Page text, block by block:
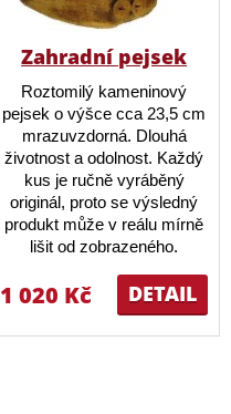
Zahradní pejsek
Roztomilý kameninový
pejsek o výšce cca 23,5 cm
mrazuvzdorná. Dlouhá
životnost a odolnost. Každý
kus je ručně vyráběný
originál, proto se výsledný
produkt může v reálu mírně
lišit od zobrazeného.
DETAIL
1 020 Kč